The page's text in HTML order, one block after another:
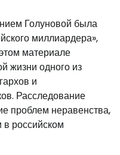
Голуновой была
миллиардера»,
материале
жизни одного из
и
Расследование
проблем неравенства,
в российском